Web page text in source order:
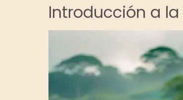
Introducción a